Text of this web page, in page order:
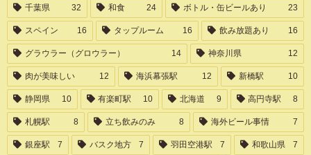
千葉県 32 和食 24 ボトル・缶ビールあり 23
スペイン 16 タップルーム 16 飲み放題あり 16
グラウラー（グロウラー） 14 神奈川県 12
肉が美味しい 12 海浜幕張駅 12 新橋駅 10
静岡県 10 有楽町駅 10 北海道 9 高円寺駅 8
札幌駅 8 立ち飲みのみ 8 海外ビール事情 7
銀座駅 7 バスク地方 7 羽田空港駅 7 和歌山県 7